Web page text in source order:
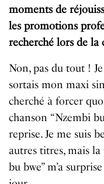
moments de
les promotions
recherché lors de la
Non, pas du tout !
sortais mon maxi
cherché à forcer
chanson “Nzembi
reprise. Je me suis
autres titres, mais
bu bwe” m’a